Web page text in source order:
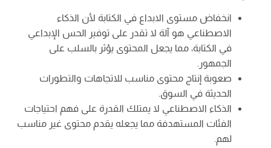
انخفاض مستوى الابداع في الكتابة لأن الذكاء
الاصطناعي هو آلة لا تقدر على توفير الحس الإبداعي
في الكتابة، مما يجعل المحتوى يؤثر بالسلب على
الجمهور.
صعوبة إنتاج محتوى مناسب للاتجاهات والتطورات
الحديثة في السوق.
الذكاء الاصطناعي لا يمتلك القدرة على فهم احتياجات
الفئات المستهدفة مما يجعله يقدم محتوى غير مناسب
لهم.